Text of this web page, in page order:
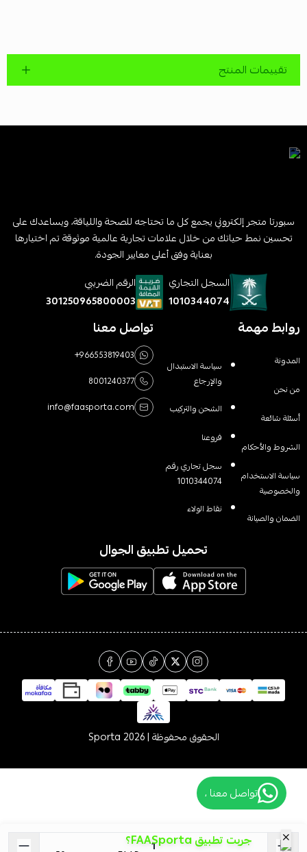
تقييمات المنتج
سبورتا متجر إلكتروني يجمع كل ما تحتاجه للصحة واللياقة، ويساعدك على
تحسين نمط حياتك من خلال علامات تجارية عالمية موثوقة تم اختيارها
بعناية وفق أعلى معايير الجودة.
السجل التجاري
1010344074
الرقم الضريبي
301250965800003
روابط مهمة
المدونة
من نحن
أسئلة شائعة
الشروط والأحكام
سياسة الاستخدام
والخصوصية
الضمان والصيانة
سياسة الاستبدال
والإرجاع
الشحن والتركيب
فروعنا
سجل تجاري رقم
1010344074
نقاط الولاء
تواصل معنا
+966553819403
8001240377
info@faasporta.com
تحميل تطبيق الجوال
الحقوق محفوظة | 2026 Sporta
تواصل معنا ،
جربت تطبيق FAASporta؟